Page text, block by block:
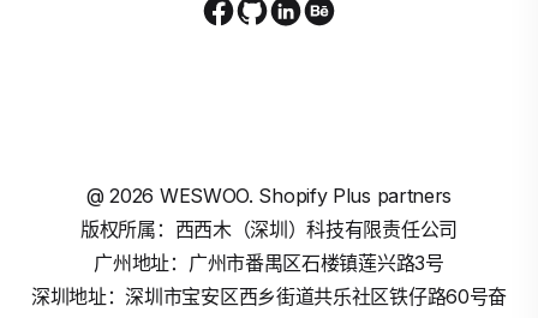
@2026 WESWOO. Shopify Plus partners
版权所属：西西木（深圳）科技有限责任公司
广州地址：广州市番禺区石楼镇莲兴路3号
深圳地址：深圳市宝安区西乡街道共乐社区铁仔路60号奋